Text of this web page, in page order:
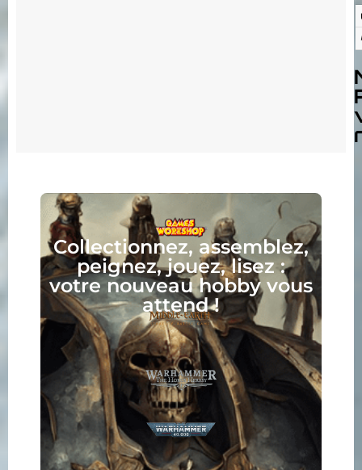
Collectionnez, assemblez,
peignez, jouez, lisez :
votre nouveau hobby vous
attend !